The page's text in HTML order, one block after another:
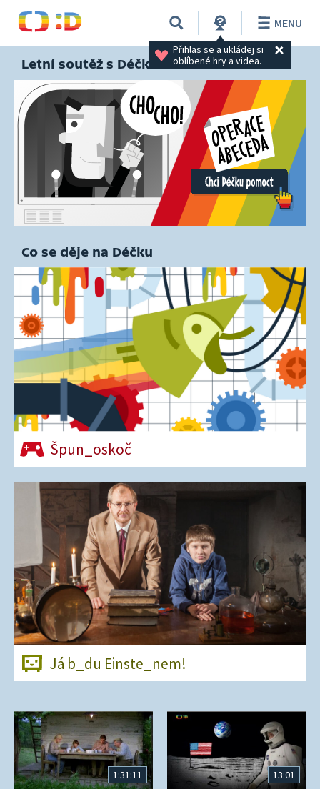
Přihlas se a ukládej si
oblíbené hry a videa.
MENU
Letní soutěž s Déčkem
Co se děje na Déčku
Špun_oskoč
Já b_du Einste_nem!
1:31:11 13:01